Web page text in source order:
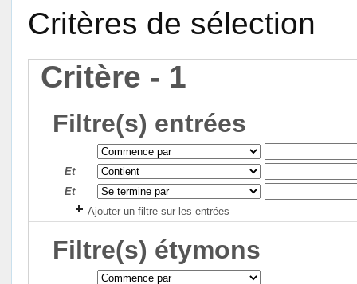
Critères de sélection
Critère - 1
Filtre(s) entrées
Et
Et
Ajouter un filtre sur les entrées
Filtre(s) étymons